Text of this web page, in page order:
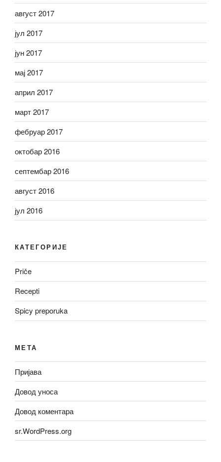
август 2017
јул 2017
јун 2017
мај 2017
април 2017
март 2017
фебруар 2017
октобар 2016
септембар 2016
август 2016
јул 2016
КАТЕГОРИЈЕ
Priče
Recepti
Spicy preporuka
МЕТА
Пријава
Довод уноса
Довод коментара
sr.WordPress.org